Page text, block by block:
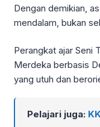
Dengan demikian,
mendalam, bukan
Perangkat ajar Seni
Merdeka berbasis
yang utuh dan
Pelajari juga: